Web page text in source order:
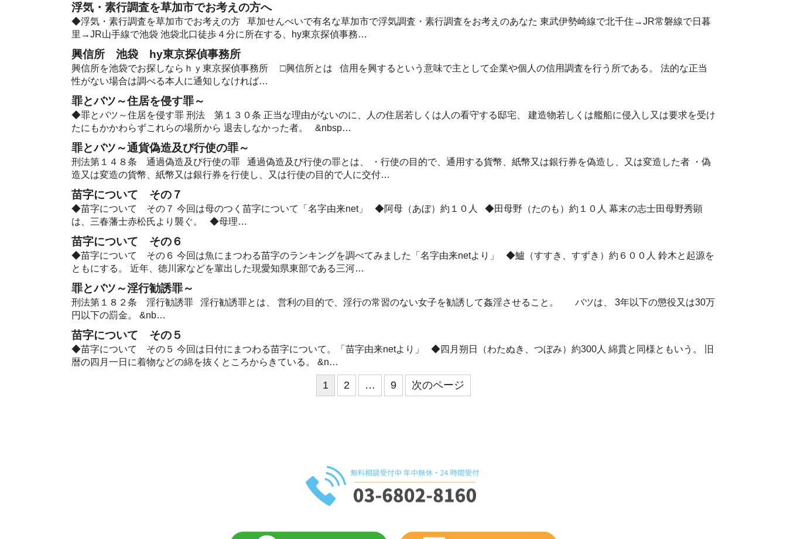
浮気・素行調査を草加市でお考えの方へ
◆浮気・素行調査を草加市でお考えの方 草加せんべいで有名な草加市で浮気調査・素行調査をお考えのあなた 東武伊勢崎線で北千住→JR常磐線で日暮
里→JR山手線で池袋 池袋北口徒歩４分に所在する、hy東京探偵事務…
興信所 池袋 hy東京探偵事務所
興信所を池袋でお探しならｈｙ東京探偵事務所 □興信所とは 信用を興するという意味で主として企業や個人の信用調査を行う所である。 法的な正当
性がない場合は調べる本人に通知しなければ…
罪とバツ～住居を侵す罪～
◆罪とバツ～住居を侵す罪 刑法 第１３０条 正当な理由がないのに、人の住居若しくは人の看守する邸宅、 建造物若しくは艦船に侵入し又は要求を受け
たにもかかわらずこれらの場所から 退去しなかった者。 &nbsp…
罪とバツ～通貨偽造及び行使の罪～
刑法第１４８条 通過偽造及び行使の罪 通過偽造及び行使の罪とは、 ・行使の目的で、通用する貨幣、紙幣又は銀行券を偽造し、又は変造した者 ・偽
造又は変造の貨幣、紙幣又は銀行券を行使し、又は行使の目的で人に交付…
苗字について その７
◆苗字について その７ 今回は母のつく苗字について「名字由来net」 ◆阿母（あぼ）約１０人 ◆田母野（たのも）約１０人 幕末の志士田母野秀顕
は、三春藩士赤松氏より襲ぐ。 ◆母理…
苗字について その６
◆苗字について その６ 今回は魚にまつわる苗字のランキングを調べてみました「名字由来netより」 ◆鱸（すすき、すずき）約６００人 鈴木と起源を
ともにする。 近年、徳川家などを輩出した現愛知県東部である三河…
罪とバツ～淫行勧誘罪～
刑法第１８２条 淫行勧誘罪 淫行勧誘罪とは、 営利の目的で、淫行の常習のない女子を勧誘して姦淫させること。 バツは、 3年以下の懲役又は30万
円以下の罰金。 &nb…
苗字について その５
◆苗字について その５ 今回は日付にまつわる苗字について。「苗字由来netより」 ◆四月朔日（わたぬき、つぼみ）約300人 綿貫と同様ともいう。 旧
暦の四月一日に着物などの綿を抜くところからきている。 &n…
1 2 … 9 次のページ